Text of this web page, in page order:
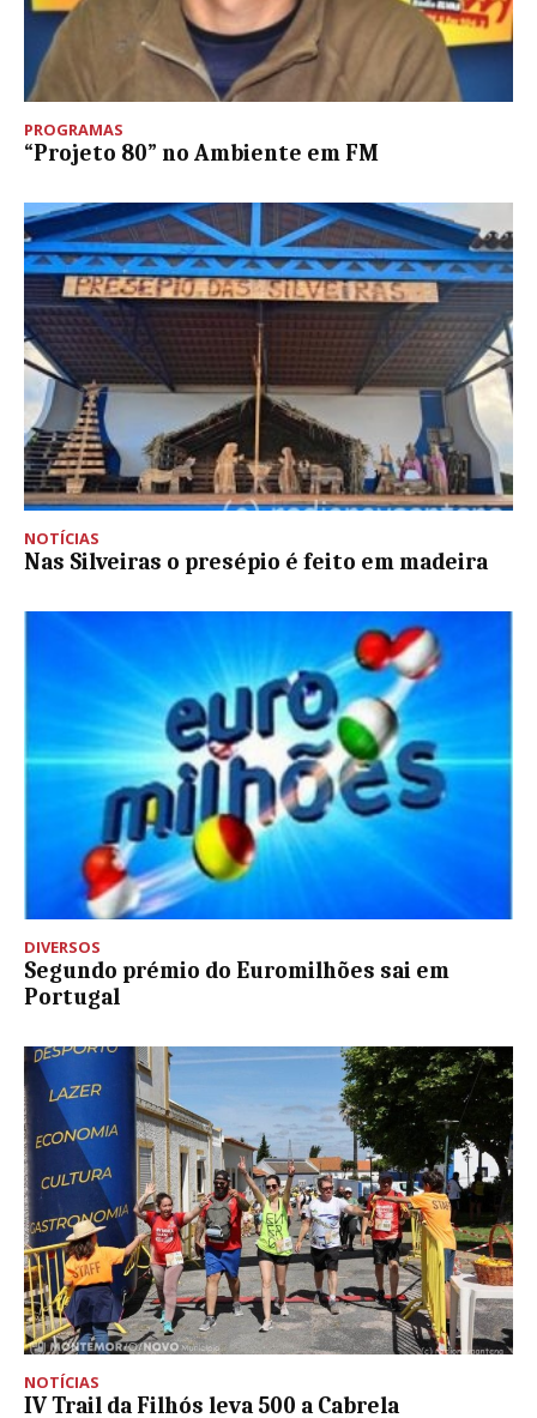
PROGRAMAS
“Projeto 80” no Ambiente em FM
NOTÍCIAS
Nas Silveiras o presépio é feito em madeira
DIVERSOS
Segundo prémio do Euromilhões sai em
Portugal
NOTÍCIAS
IV Trail da Filhós leva 500 a Cabrela